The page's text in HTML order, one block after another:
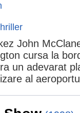
John
cursa la
un adevarat
al